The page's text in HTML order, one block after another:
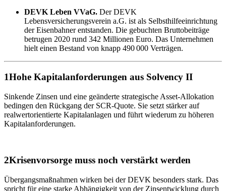
DEVK Leben VVaG. Der DEVK
Lebensversicherungsverein a.G. ist als Selbsthilfeeinrichtung
der Eisenbahner entstanden. Die gebuchten Bruttobeiträge
betrugen 2020 rund 342 Millionen Euro. Das Unternehmen
hielt einen Bestand von knapp 490 000 Verträgen.
1Hohe Kapitalanforderungen aus Solvency II
Sinkende Zinsen und eine geänderte strategische Asset-Allokation
bedingen den Rückgang der SCR-Quote. Sie setzt stärker auf
realwertorientierte Kapitalanlagen und führt wiederum zu höheren
Kapitalanforderungen.
2Krisenvorsorge muss noch verstärkt werden
Übergangsmaßnahmen wirken bei der DEVK besonders stark. Das
spricht für eine starke Abhängigkeit von der Zinsentwicklung durch